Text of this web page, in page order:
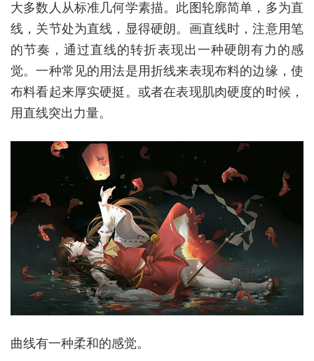
大多数人从标准几何学素描。此图轮廓简单，多为直
线，关节处为直线，显得硬朗。画直线时，注意用笔
的节奏，通过直线的转折表现出一种硬朗有力的感
觉。一种常见的用法是用折线来表现布料的边缘，使
布料看起来厚实硬挺。或者在表现肌肉硬度的时候，
用直线突出力量。
曲线有一种柔和的感觉。